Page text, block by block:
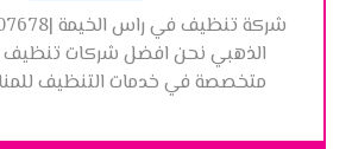
الذهبي نحن افضل شركات تنظيف
متخصصة في خدمات التنظيف